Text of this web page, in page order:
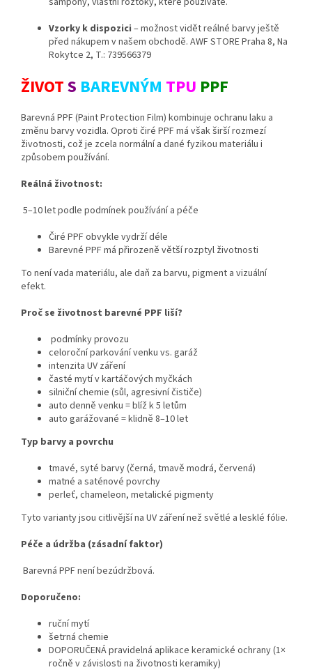
Vzorky k dispozici – možnost vidět reálné barvy ještě
před nákupem v našem obchodě. AWF STORE Praha 8, Na
Rokytce 2, T.: 739566379
ŽIVOTS BAREVNÝM TPU PPF
Barevná PPF (Paint Protection Film) kombinuje ochranu laku a
změnu barvy vozidla. Oproti čiré PPF má však širší rozmezí
životnosti, což je zcela normální a dané fyzikou materiálu i
způsobem používání.
Reálná životnost:
5–10 let podle podmínek používání a péče
Čiré PPF obvykle vydrží déle
Barevné PPF má přirozeně větší rozptyl životnosti
To není vada materiálu, ale daň za barvu, pigment a vizuální
efekt.
Proč se životnost barevné PPF liší?
podmínky provozu
celoroční parkování venku vs. garáž
intenzita UV záření
časté mytí v kartáčových myčkách
silniční chemie (sůl, agresivní čističe)
auto denně venku = blíž k 5 letům
auto garážované = klidně 8–10 let
Typ barvy a povrchu
tmavé, syté barvy (černá, tmavě modrá, červená)
matné a saténové povrchy
perleť, chameleon, metalické pigmenty
Tyto varianty jsou citlivější na UV záření než světlé a lesklé fólie.
Péče a údržba (zásadní faktor)
Barevná PPF není bezúdržbová.
Doporučeno:
ruční mytí
šetrná chemie
DOPORUČENÁ pravidelná aplikace keramické ochrany (1×
ročně v závislosti na životnosti keramiky)